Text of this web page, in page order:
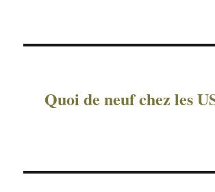
Quoi de neuf chez les